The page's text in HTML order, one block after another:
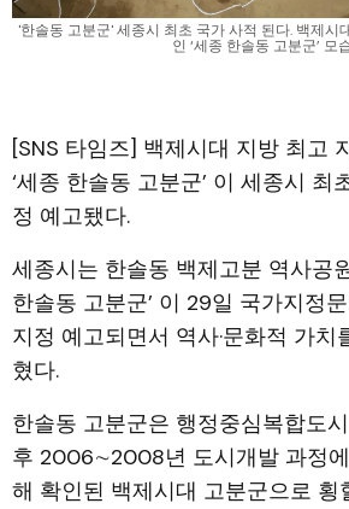
'한솔동 고분군' 세종시 최초 국가 사적 된다. 백제시
인 ‘세종 한솔동 고분군’
[SNS 타임즈] 백제시대 지방 최고
‘세종 한솔동 고분군’ 이 세종시 최
정 예고됐다.
세종시는 한솔동 백제고분 역사공
한솔동 고분군’ 이 29일 국가지정
지정 예고되면서 역사·문화적 가
혔다.
한솔동 고분군은 행정중심복합도
후 2006∼2008년 도시개발 과정
해 확인된 백제시대 고분군으로 횡